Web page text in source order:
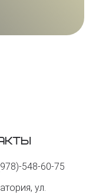
548-60-75
ул.